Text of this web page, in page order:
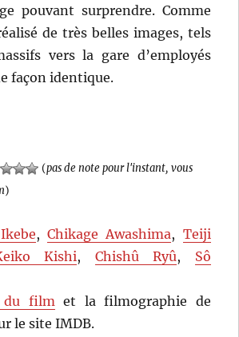
pouvant surprendre. Comme
de très belles images, tels
vers la gare d’employés
façon identique.
(pas de note pour l'instant, vous
)
,Chikage Awashima, Teiji
Kishi, Chishû Ryû, Sô
du filmet la filmographie de
le site IMDB.